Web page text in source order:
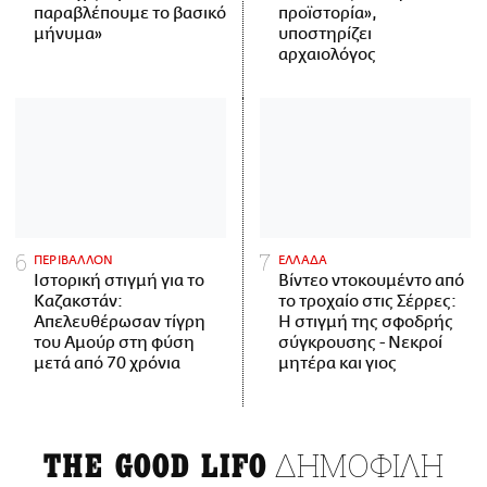
παραβλέπουμε το βασικό
μήνυμα»
προϊστορία»,
υποστηρίζει
αρχαιολόγος
ΠΕΡΙΒΑΛΛΟΝ
Ιστορική στιγμή για το
Καζακστάν:
Απελευθέρωσαν τίγρη
του Αμούρ στη φύση
μετά από 70 χρόνια
ΕΛΛΑΔΑ
Βίντεο ντοκουμέντο από
το τροχαίο στις Σέρρες:
Η στιγμή της σφοδρής
σύγκρουσης - Νεκροί
μητέρα και γιος
THE GOOD LIFO ΔΗΜΟΦΙΛΗ